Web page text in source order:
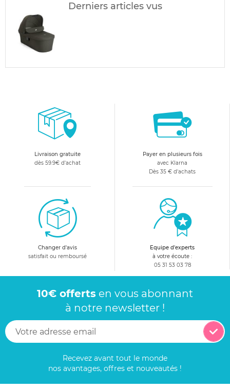
Derniers articles vus
Livraison gratuite
dès 59.9€ d'achat
Payer en plusieurs fois
avec Klarna
Dès 35 € d'achats
Changer d'avis
satisfait ou remboursé
Equipe d'experts
à votre écoute :
05 31 53 03 78
10€ offerts en vous abonnant
à notre newsletter !
Recevez avant tout le monde
nos avantages, offres et nouveautés !